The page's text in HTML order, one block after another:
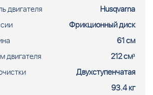
измельчает и отбрасывает снег.
высота рукоятки для комфортного
Вариатор обеспечивает
работу. Светодиодные фары и
стартер для работы в любых погодных
Husqvarna ST 224
212 см³, 2-стадийный, вариатор,
61 см, боковая LED фара)
двигателя
Husqvarna
Фрикционный диск
61 см
двигателя
212 см³
Двухступенчатая
93.4 кг